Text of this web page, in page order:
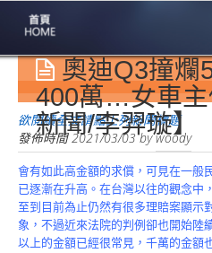
專業豐林
Professional
保險大家談
1386集
台灣商業保險
第一品牌
關於豐林
About
奧迪Q3撞爛
400萬…女車主
新聞/李羿璇】
欲閱讀全文請點上列新聞標題
發佈時間2021/03/03bywoody
會有如此高金額的求償，可見在一般
已逐漸在升高。在台灣以往的觀念中
至到目前為止仍然有很多理賠案顯示
象，不過近來法院的判例卻也開始陸
以上的金額已經很常見，千萬的金額